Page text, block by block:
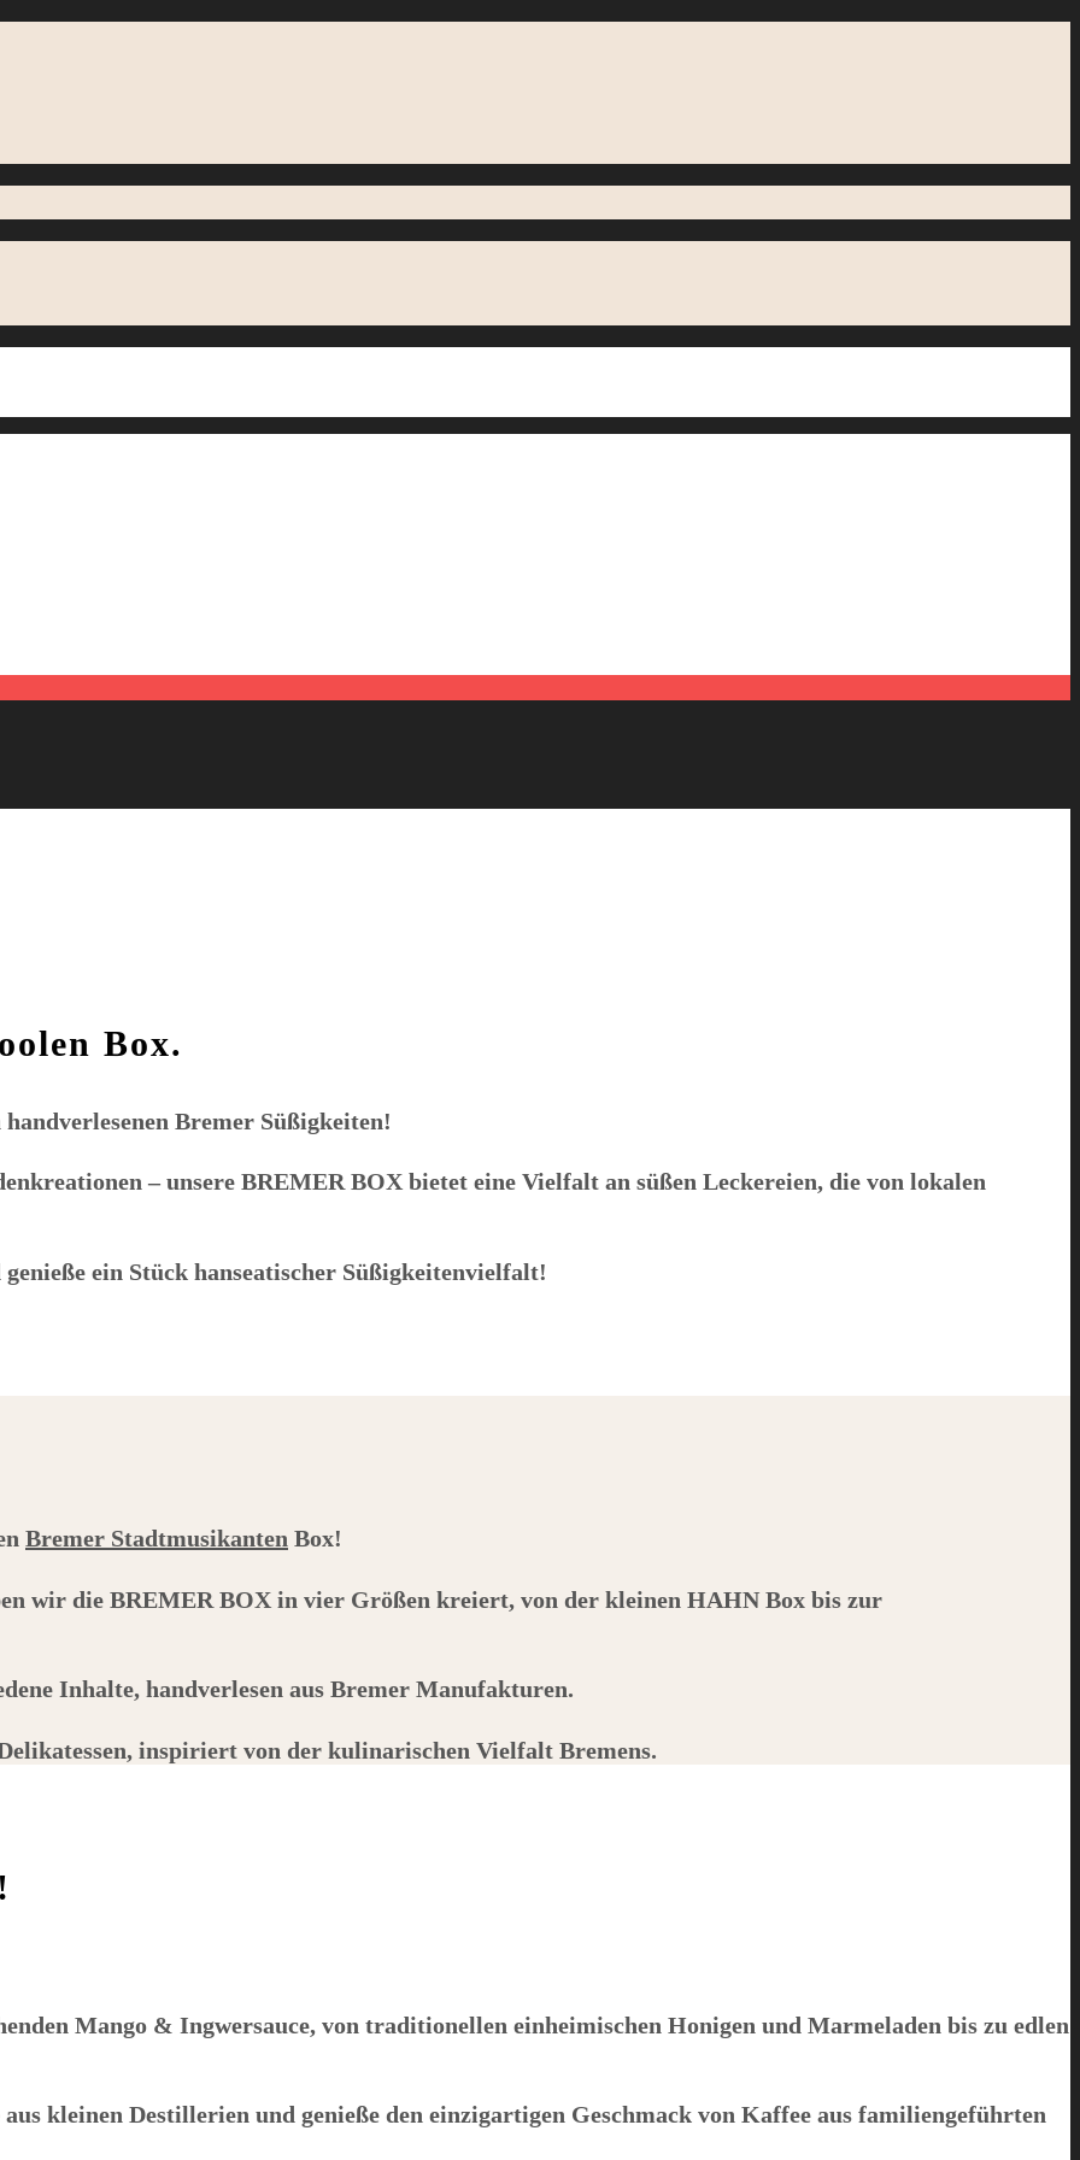
Box.
Bremer Süßigkeiten!
– unsere BREMER BOX bietet eine Vielfalt an süßen Leckereien, die von lokalen
genieße ein Stück hanseatischer Süßigkeitenvielfalt!
Bremer Stadtmusikanten Box!
wir die BREMER BOX in vier Größen kreiert, von der kleinen HAHN Box bis zur
Inhalte, handverlesen aus Bremer Manufakturen.
inspiriert von der kulinarischen Vielfalt Bremens.
Mango & Ingwersauce, von traditionellen einheimischen Honigen und Marmeladen bis zu edlen
kleinen Destillerien und genieße den einzigartigen Geschmack von Kaffee aus familiengeführten